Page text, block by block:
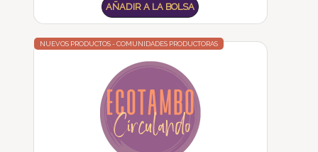
AÑADIR A LA BOLSA
NUEVOS PRODUCTOS - COMUNIDADES PRODUCTORAS